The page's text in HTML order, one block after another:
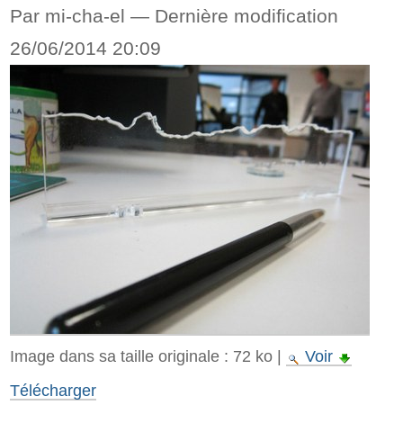
Par mi-cha-el — Dernière modification
26/06/2014 20:09
Image dans sa taille originale : 72 ko|
Voir
Télécharger